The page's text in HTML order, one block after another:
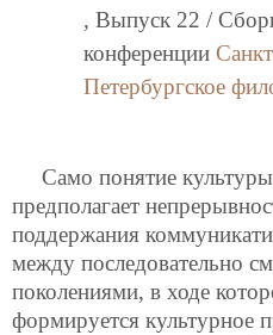
, Выпуск 22 /
конференции
Петербургское
Само понятие
предполагает
поддержания
между последовательно
поколениями, в ходе
формируется культурное